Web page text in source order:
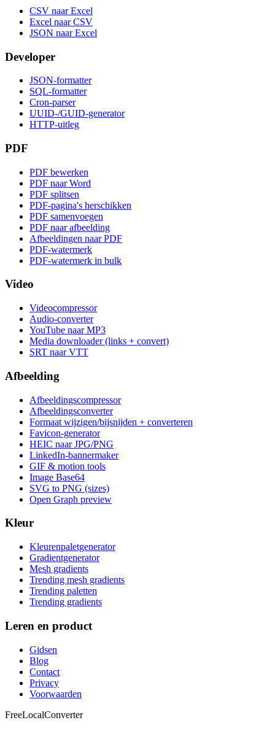
CSV naar Excel
Excel naar CSV
JSON naar Excel
Developer
JSON-formatter
SQL-formatter
Cron-parser
UUID-/GUID-generator
HTTP-uitleg
PDF
PDF bewerken
PDF naar Word
PDF splitsen
PDF-pagina's herschikken
PDF samenvoegen
PDF naar afbeelding
Afbeeldingen naar PDF
PDF-watermerk
PDF-watermerk in bulk
Video
Videocompressor
Audio-converter
YouTube naar MP3
Media downloader (links + convert)
SRT naar VTT
Afbeelding
Afbeeldingscompressor
Afbeeldingsconverter
Formaat wijzigen/bijsnijden + converteren
Favicon-generator
HEIC naar JPG/PNG
LinkedIn-bannermaker
GIF & motion tools
Image Base64
SVG to PNG (sizes)
Open Graph preview
Kleur
Kleurenpaletgenerator
Gradientgenerator
Mesh gradients
Trending mesh gradients
Trending paletten
Trending gradients
Leren en product
Gidsen
Blog
Contact
Privacy
Voorwaarden
FreeLocalConverter